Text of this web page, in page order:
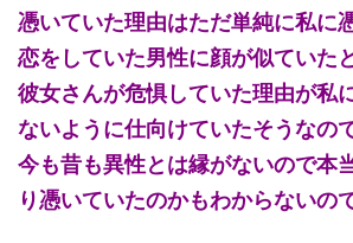
憑いていた理由はただ単純に私に
恋をしていた男性に顔が似ていた
彼女さんが危惧していた理由が私
ないように仕向けていたそうなの
今も昔も異性とは縁がないので本
り憑いていたのかもわからないの